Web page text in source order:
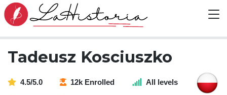
Tadeusz Kosciuszko
4.5/5.0 12k Enrolled All levels